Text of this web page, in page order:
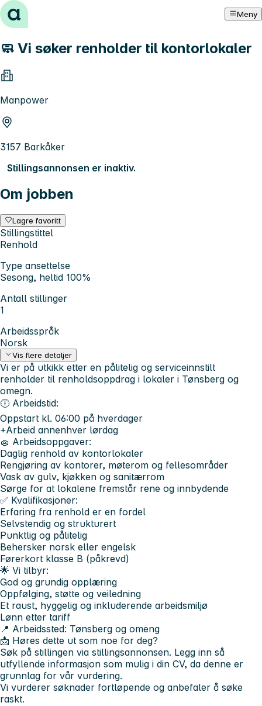
Hopp til innhold Meny
🧼 Vi søker renholder til kontorlokaler
Manpower
3157 Barkåker
Stillingsannonsen er inaktiv.
Om jobben
Lagre favoritt
Stillingstittel
Renhold
Type ansettelse
Sesong, heltid 100%
Antall stillinger
1
Arbeidsspråk
Norsk
Vis flere detaljer
Vi er på utkikk etter en pålitelig og serviceinnstilt
renholder til renholdsoppdrag i lokaler i Tønsberg og
omegn.
🕕 Arbeidstid:
Oppstart kl. 06:00 på hverdager
+Arbeid annenhver lørdag
🧽 Arbeidsoppgaver:
Daglig renhold av kontorlokaler
Rengjøring av kontorer, møterom og fellesområder
Vask av gulv, kjøkken og sanitærrom
Sørge for at lokalene fremstår rene og innbydende
✅ Kvalifikasjoner:
Erfaring fra renhold er en fordel
Selvstendig og strukturert
Punktlig og pålitelig
Behersker norsk eller engelsk
Førerkort klasse B (påkrevd)
🌟 Vi tilbyr:
God og grundig opplæring
Oppfølging, støtte og veiledning
Et raust, hyggelig og inkluderende arbeidsmiljø
Lønn etter tariff
📍 Arbeidssted: Tønsberg og omeng
📩 Høres dette ut som noe for deg?
Søk på stillingen via stillingsannonsen. Legg inn så
utfyllende informasjon som mulig i din CV, da denne er
grunnlag for vår vurdering.
Vi vurderer søknader fortløpende og anbefaler å søke
raskt.